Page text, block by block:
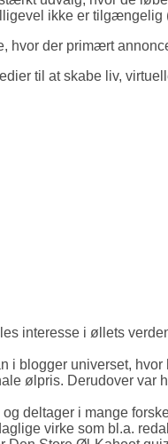
ikke er
hvor der primært
til at skabe liv,
interesse i øllets
i blogger universet,
ølpris. Derudover
deltager i mange
virke som bl.a.